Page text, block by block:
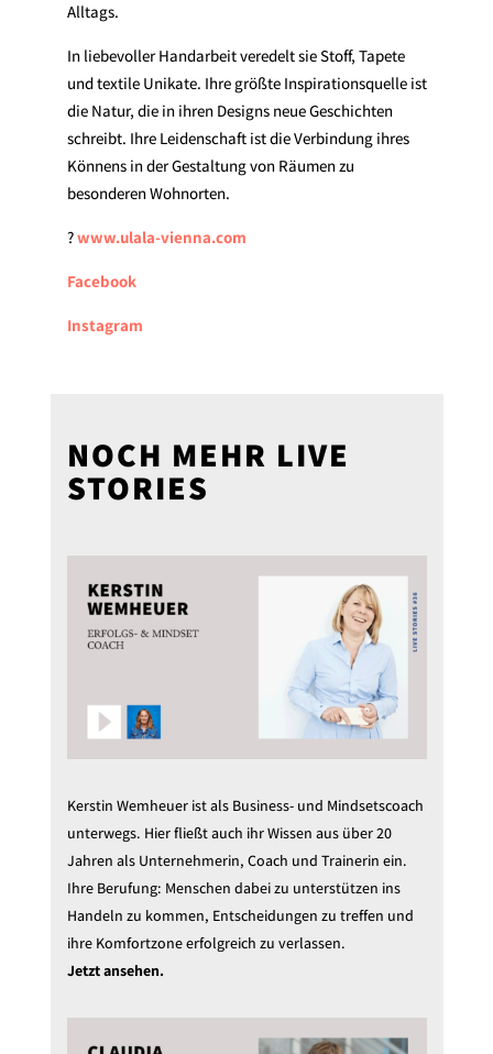
Alltags.
In liebevoller Handarbeit veredelt sie Stoff, Tapete
und textile Unikate. Ihre größte Inspirationsquelle ist
die Natur, die in ihren Designs neue Geschichten
schreibt. Ihre Leidenschaft ist die Verbindung ihres
Könnens in der Gestaltung von Räumen zu
besonderen Wohnorten.
?www.ulala-vienna.com
Facebook
Instagram
NOCH MEHR LIVE
STORIES
Kerstin Wemheuer ist als Business- und Mindsetscoach
unterwegs. Hier fließt auch ihr Wissen aus über 20
Jahren als Unternehmerin, Coach und Trainerin ein.
Ihre Berufung: Menschen dabei zu unterstützen ins
Handeln zu kommen, Entscheidungen zu treffen und
ihre Komfortzone erfolgreich zu verlassen.
Jetzt ansehen.